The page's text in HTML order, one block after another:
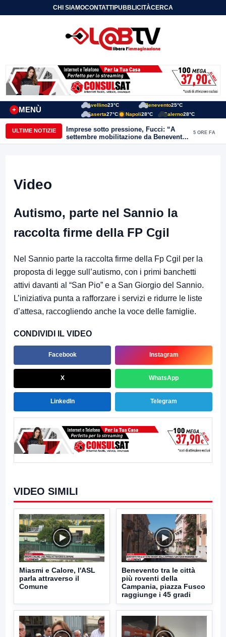
CHI SIAMOCONTATTIPUBBLICITÀCERCA
MENÙ
+
Avellino23°C Benevento25°C
Caserta27°C Napoli28°C Salerno28°C
ULTIME NOTIZIE
Imprese sotto pressione, Fucci: “A
settembre mobilitazione da Benevento
e Avellino”
5 ORE FA
Video
Autismo, parte nel Sannio la
raccolta firme della FP Cgil
Nel Sannio parte la raccolta firme della Fp Cgil per la
proposta di legge sull’autismo, con i primi banchetti
attivi davanti al “San Pio” e a San Giorgio del Sannio.
L’iniziativa punta a rafforzare i servizi e ridurre le liste
d’attesa, raccogliendo anche la voce delle famiglie.
CONDIVIDI IL VIDEO
Facebook Instagram
X WhatsApp
LinkedIn Telegram
VIDEO SIMILI
Miasmi e Calore, l'ASL
parla attraverso il
Comune
Benevento tra le città
più roventi della
Campania, piazza Fusco
raggiunge i 45 gradi